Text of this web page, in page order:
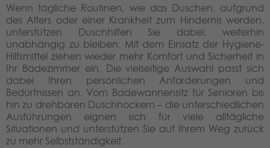
Wenn tägliche Routinen, wie das Duschen, aufgrund
des Alters oder einer Krankheit zum Hindernis werden,
unterstützen Duschhilfen Sie dabei, weiterhin
unabhängig zu bleiben. Mit dem Einsatz der Hygiene-
Hilfsmittel ziehen wieder mehr Komfort und Sicherheit in
Ihr Badezimmer ein. Die vielseitige Auswahl passt sich
dabei Ihren persönlichen Anforderungen und
Bedürfnissen an. Vom Badewannensitz für Senioren bis
hin zu drehbaren Duschhockern – die unterschiedlichen
Ausführungen eignen sich für viele alltägliche
Situationen und unterstützen Sie auf Ihrem Weg zurück
zu mehr Selbstständigkeit.